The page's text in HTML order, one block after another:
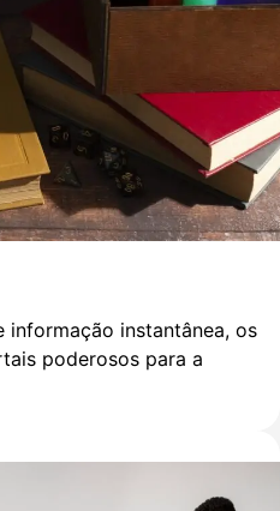
informação instantânea, os
poderosos para a